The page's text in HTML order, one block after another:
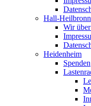
Hall-
Wir
Heidenheim
Spenden